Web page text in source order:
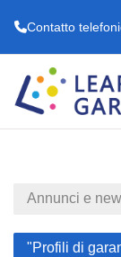
Contatto
Annunci e
"Profili di